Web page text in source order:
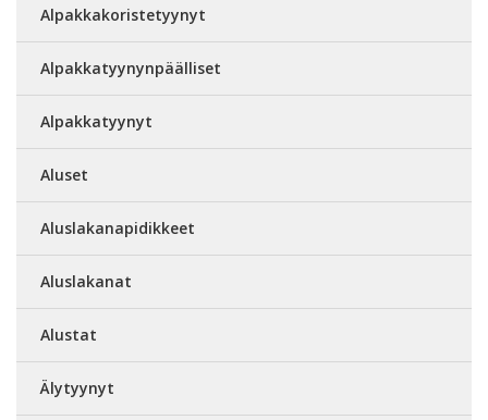
Alpakkakoristetyynyt
Alpakkatyynynpäälliset
Alpakkatyynyt
Aluset
Aluslakanapidikkeet
Aluslakanat
Alustat
Älytyynyt